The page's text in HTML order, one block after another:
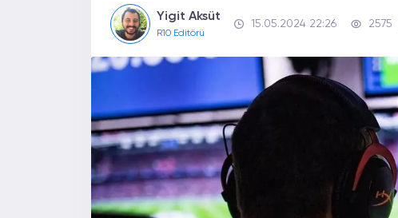
Yigit Aksüt
R10 Editörü
15.05.2024 22:26 2575